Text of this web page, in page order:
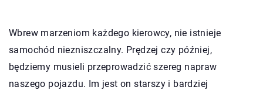
Wbrew marzeniom każdego kierowcy, nie istnieje
samochód niezniszczalny. Prędzej czy później,
będziemy musieli przeprowadzić szereg napraw
naszego pojazdu. Im jest on starszy i bardziej